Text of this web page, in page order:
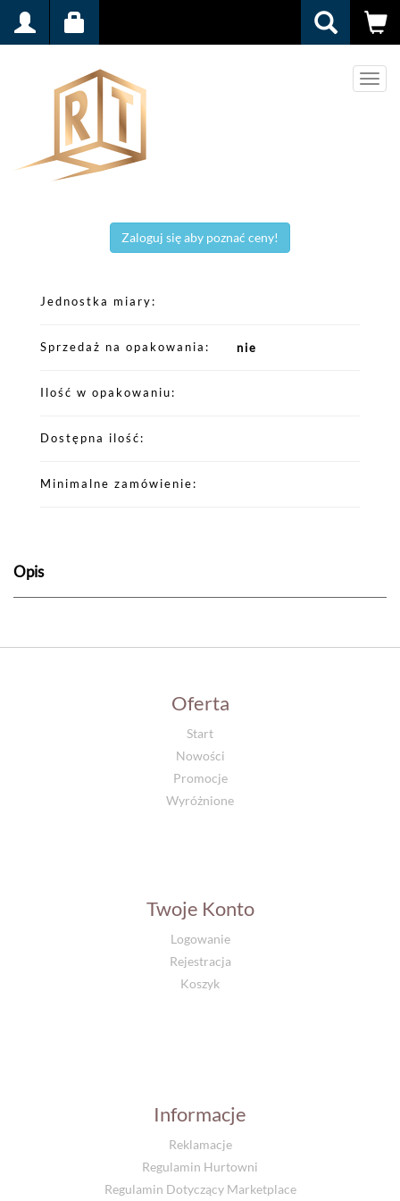
Menu
Zaloguj się aby poznać ceny!
Jednostka miary
Sprzedaż na opakowania nie
Ilość w opakowaniu
Dostępna ilość
Minimalne zamówienie
Opis
Oferta
Start
Nowości
Promocje
Wyróżnione
Twoje Konto
Logowanie
Rejestracja
Koszyk
Informacje
Reklamacje
Regulamin Hurtowni
Regulamin Dotyczący Marketplace